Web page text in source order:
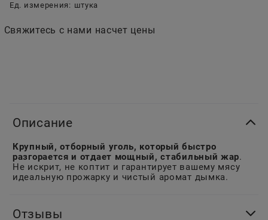
Ед. измерения: штука
Свяжитесь с нами насчет цены
Описание
Крупный, отборный уголь, который быстро
разгорается и отдает мощный, стабильный жар.
Не искрит, не коптит и гарантирует вашему мясу
идеальную прожарку и чистый аромат дымка.
Отзывы